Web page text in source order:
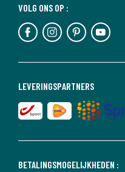
BETALINGSMOGELIJKHEDEN :
LEVERINGSPARTNERS
VOLG ONS OP :